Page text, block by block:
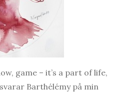
game – it’s a part of life,
Barthélémy på min